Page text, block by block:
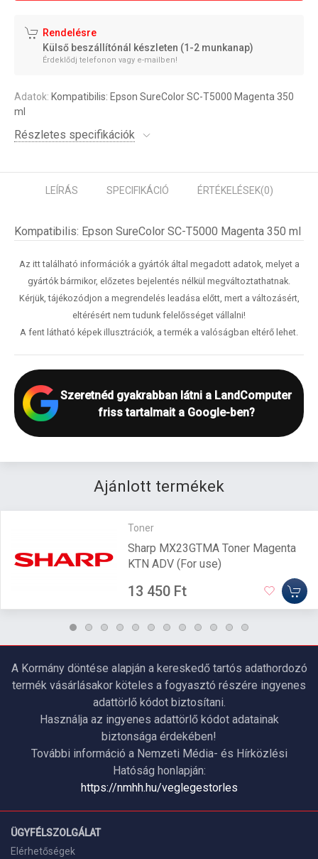
Rendelésre
Külső beszállítónál készleten (1-2 munkanap)
Érdeklődj telefonon vagy e-mailben!
Adatok: Kompatibilis: Epson SureColor SC-T5000 Magenta 350
ml
Részletes specifikációk
LEÍRÁS SPECIFIKÁCIÓ ÉRTÉKELÉSEK(0)
Kompatibilis: Epson SureColor SC-T5000 Magenta 350 ml
Az itt található információk a gyártók által megadott adatok, melyet a
gyártók bármikor, előzetes bejelentés nélkül megváltoztathatnak.
Kérjük, tájékozódjon a megrendelés leadása előtt, mert a változásért,
eltérésért nem tudunk felelősséget vállalni!
A fent látható képek illusztrációk, a termék a valóságban eltérő lehet.
Szeretnéd gyakrabban látni a LandComputer
friss tartalmait a Google-ben?
Ajánlott termékek
Toner
Sharp MX23GTMA Toner Magenta
KTN ADV (For use)
13 450 Ft
A Kormány döntése alapján a kereskedő tartós adathordozó
termék vásárlásakor köteles a fogyasztó részére ingyenes
adattörlő kódot biztosítani.
Használja az ingyenes adattörlő kódot adatainak
biztonsága érdekében!
További információ a Nemzeti Média- és Hírközlési
Hatóság honlapján:
https://nmhh.hu/veglegestorles
ÜGYFÉLSZOLGÁLAT
Elérhetőségek